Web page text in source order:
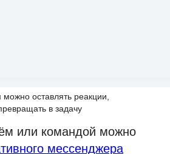
оставлять реакции,
в задачу
или командой можно
мессенджера